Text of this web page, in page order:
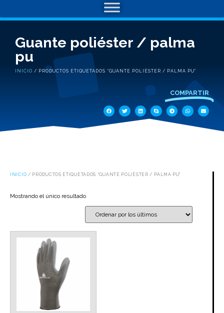
Guante poliéster / palma
pu
INICIO / PRODUCTOS ETIQUETADOS “GUANTE POLIÉSTER / PALMA PU”
COMPARTIR
INICIO / PRODUCTOS ETIQUETADOS “GUANTE POLIÉSTER / PALMA PU”
Mostrando el único resultado